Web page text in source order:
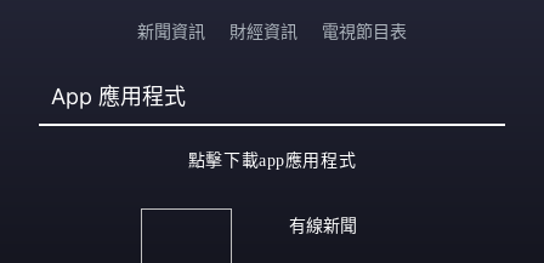
新聞資訊 財經資訊 電視節目表
App 應用程式
點擊下載app應用程式
有線新聞